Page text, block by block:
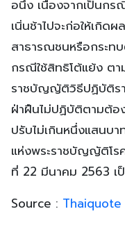
อนึ่ง เนื่องจากเป็นก
เนิ่นช้าไปจะก่อให้เกิด
สาธารณชนหรือกระท
กรณีใช้สิทธิโต้แย้ง ต
ราชบัญญัติวิธีปฏิบัติร
ฝ่าฝืนไม่ปฏิบัติตามต้อ
ปรับไม่เกินหนึ่งแสนบ
แห่งพระราชบัญญัติโ
ที่ 22 มีนาคม 2563 เ
Source : Thaiquote